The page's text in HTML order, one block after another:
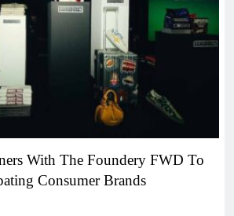
With The Foundery FWD To
Consumer Brands